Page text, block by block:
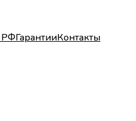
РФГарантииКонтакты